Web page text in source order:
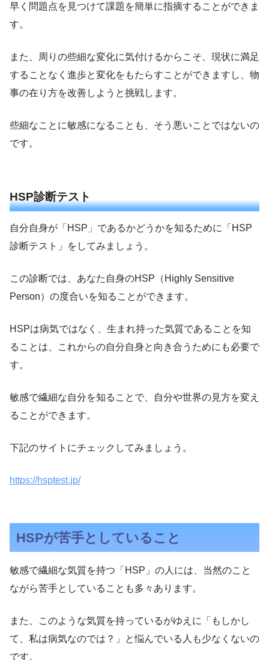
早く問題点を見つけて課題を簡単に指摘することができま
す。
また、周りの些細な変化に気付けるからこそ、現状に満足
することなく進歩と変化をもたらすことができますし、物
事の在り方を改善しようと挑戦します。
些細なことに敏感になることも、そう悪いことではないの
です。
HSP診断テスト
自分自身が「HSP」であるかどうかを知るために「HSP
診断テスト」をしてみましょう。
この診断では、あなた自身のHSP（Highly Sensitive
Person）の度合いを知ることができます。
HSPは病気ではなく、生まれ持った気質であることを知
ることは、これからの自分自身と向き合うためにも必要で
す。
敏感で繊細な自分を知ることで、自分や世界の見方を変え
ることができます。
下記のサイトにチェックしてみましょう。
https://hsptest.jp/
HSPが苦手としていること
敏感で繊細な気質を持つ「HSP」の人には、当然のこと
ながら苦手としていることも多々あります。
また、このような気質を持っているがゆえに「もしかし
て、私は病気なのでは？」と悩んでいる人も少なくないの
です。